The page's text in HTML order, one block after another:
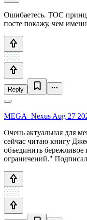
Ошибаетесь. ТОС
посте покажу, чем
Reply
MEGA_Nexus Aug 27
Очень актуальная для
сейчас читаю книгу
объединить
ограничений."